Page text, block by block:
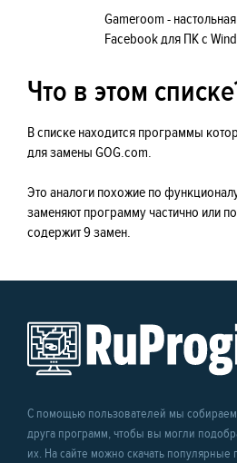
Gameroom -
Facebook для ПК с
Что в этом
В списке находится программы
для замены GOG.com.
Это аналоги похожие по
заменяют программу частично или
содержит 9 замен.
С помощью пользователей мы собираем
друга программ, чтобы вы могли
их. На сайте можно скачать